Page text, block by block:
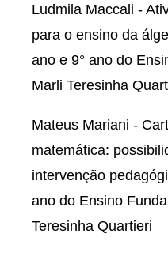
Ludmila Maccali -
para o ensino da
ano e 9° ano do
Marli Teresinha
Mateus Mariani -
matemática:
intervenção
ano do Ensino
Teresinha Quartieri